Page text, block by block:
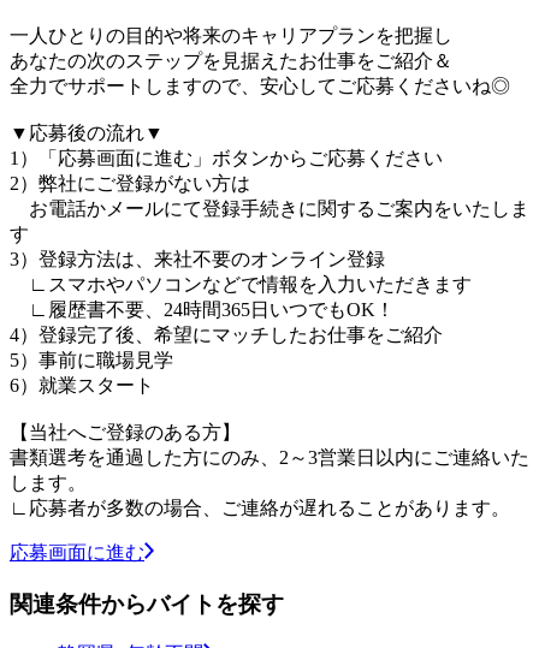
一人ひとりの目的や将来のキャリアプランを把握し
あなたの次のステップを見据えたお仕事をご紹介＆
全力でサポートしますので、安心してご応募くださいね◎
▼応募後の流れ▼
1）「応募画面に進む」ボタンからご応募ください
2）弊社にご登録がない方は
お電話かメールにて登録手続きに関するご案内をいたしま
す
3）登録方法は、来社不要のオンライン登録
∟スマホやパソコンなどで情報を入力いただきます
∟履歴書不要、24時間365日いつでもOK！
4）登録完了後、希望にマッチしたお仕事をご紹介
5）事前に職場見学
6）就業スタート
【当社へご登録のある方】
書類選考を通過した方にのみ、2～3営業日以内にご連絡いた
します。
∟応募者が多数の場合、ご連絡が遅れることがあります。
応募画面に進む
関連条件からバイトを探す